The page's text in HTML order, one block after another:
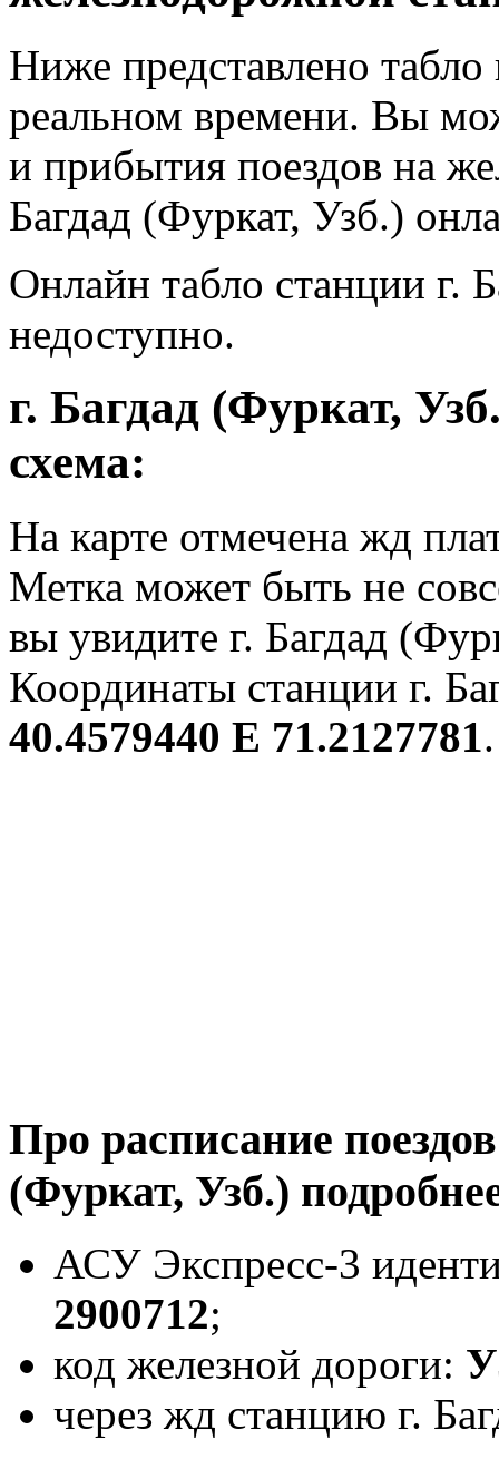
Ниже представлено
реальном времени. Вы
и прибытия поездов на
Багдад (Фуркат, Узб.)
Онлайн табло станции г.
недоступно.
г. Багдад (Фуркат,
схема:
На карте отмечена жд
Метка может быть не
вы увидите г. Багдад
Координаты станции г.
40.4579440 E 71.2127781.
Про расписание
(Фуркат, Узб.)
АСУ Экспресс-3
2900712;
код железной дороги:
через жд станцию г.